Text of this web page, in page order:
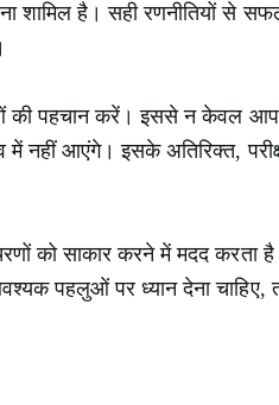
शामिल है। सही रणनीतियों से
की पहचान करें। इससे न केवल
में नहीं आएंगे। इसके अतिरिक्त,
को साकार करने में मदद करता
पहलुओं पर ध्यान देना